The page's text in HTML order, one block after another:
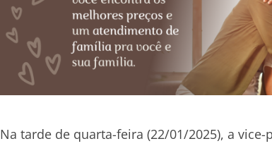
Na tarde de quarta-feira (22/01/2025), a